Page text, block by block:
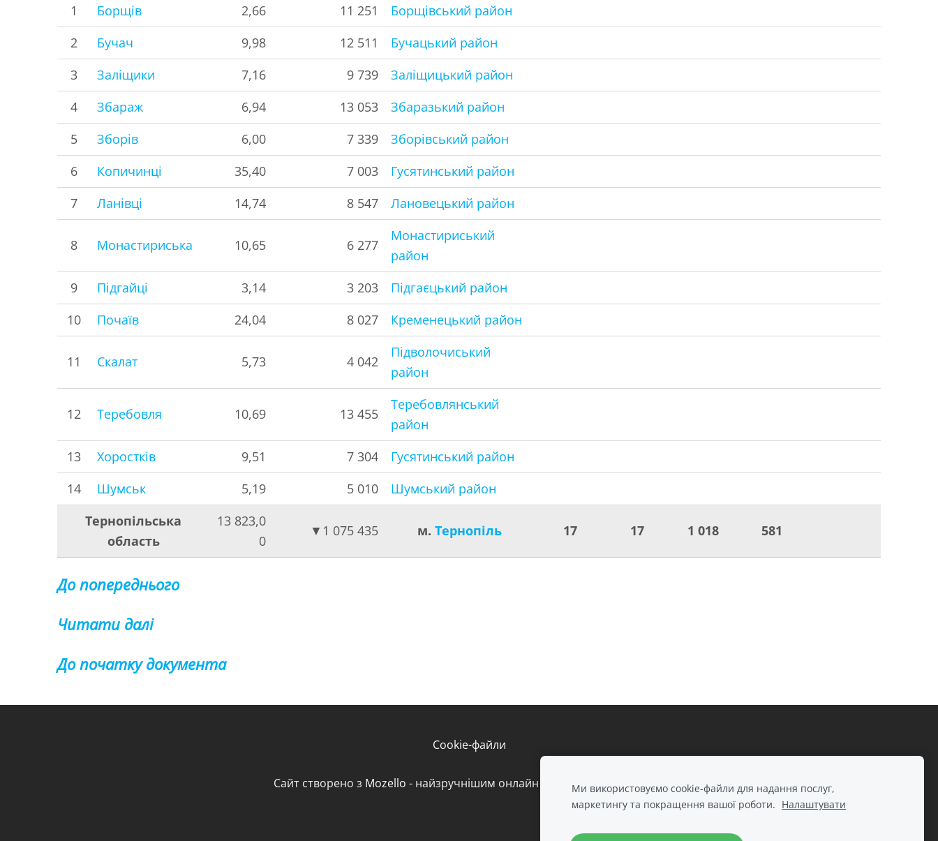
1 Борщів 2,66 11 251
Борщівський район
2
Бучач 9,98 12 511
Бучацький район
3
Заліщики 7,16 9 739
Заліщицький район
4
Збараж 6,94 13 053
Збаразький район
5
Зборів 6,00 7 339
Зборівський район
6
Копичинці 35,40 7 003
Гусятинський район
7
Ланівці 14,74 8 547 Лановецький район
8 Монастириська 10,65 6 277
Монастириський
район
9
Підгайці 3,14 3 203
Підгаєцький район
10
Почаїв 24,04 8 027 Кременецький район
11 Скалат 5,73 4 042
Підволочиський
район
12 Теребовля 10,69 13 455
Теребовлянський
район
13
Хоростків 9,51 7 304
Гусятинський район
14
Шумськ 5,19 5 010
Шумський район
Тернопільська
область
13 823,0
0
▼ 1 075 435 м. Тернопіль 17 17 1 018 581
До попереднього
Читати далі
До початку документа
Cookie-файли
Сайт створено з Mozello - найзручнішим онлайн конструктором сайтів.Ми використовуємо cookie-файли для надання послуг,
маркетингу та покращення вашої роботи. Налаштувати